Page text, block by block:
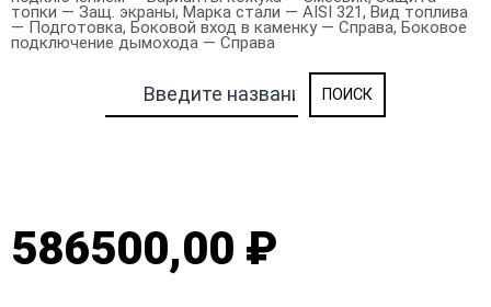
топки — Защ. экраны, Марка стали — AISI 321, Вид топлива
— Подготовка, Боковой вход в каменку — Справа, Боковое
подключение дымохода — Справа
586500,00 ₽